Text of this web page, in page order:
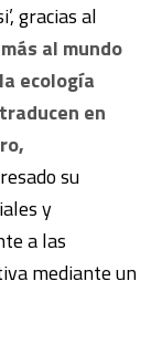
gracias al
al mundo
ecología
en
su
y
a las
mediante un